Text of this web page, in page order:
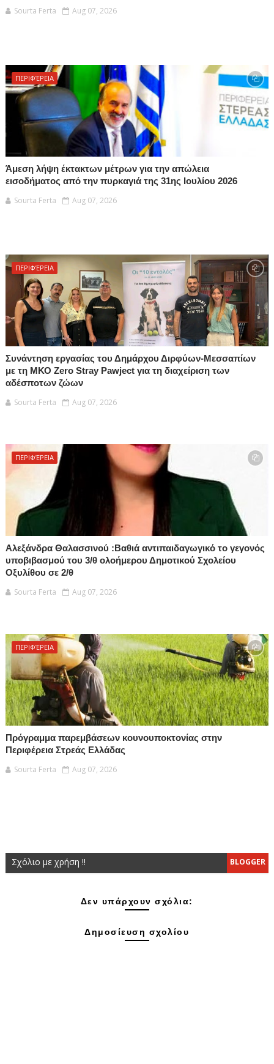
Sourta Ferta
Aug 07, 2026
ΠΕΡΙΦΈΡΕΙΑ
Άμεση λήψη έκτακτων μέτρων για την απώλεια
εισοδήματος από την πυρκαγιά της 31ης Ιουλίου 2026
Sourta Ferta
Aug 07, 2026
ΠΕΡΙΦΈΡΕΙΑ
Συνάντηση εργασίας του Δημάρχου Διρφύων-Μεσσαπίων
με τη ΜΚΟ Zero Stray Pawject για τη διαχείριση των
αδέσποτων ζώων
Sourta Ferta
Aug 07, 2026
ΠΕΡΙΦΈΡΕΙΑ
Αλεξάνδρα Θαλασσινού :Βαθιά αντιπαιδαγωγικό το γεγονός
υποβιβασμού του 3/θ ολοήμερου Δημοτικού Σχολείου
Οξυλίθου σε 2/θ
Sourta Ferta
Aug 07, 2026
ΠΕΡΙΦΈΡΕΙΑ
Πρόγραμμα παρεμβάσεων κουνουποκτονίας στην
Περιφέρεια Στρεάς Ελλάδας
Sourta Ferta
Aug 07, 2026
BLOGGER
Σχόλιο με χρήση !!
Δεν υπάρχουν σχόλια:
Δημοσίευση σχολίου